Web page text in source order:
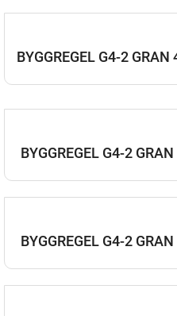
BYGGREGEL G4-2
BYGGREGEL G4-2
BYGGREGEL G4-2